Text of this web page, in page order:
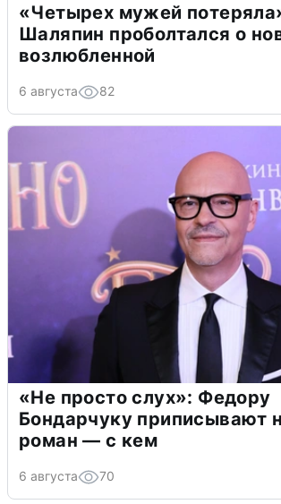
«Четырех мужей
Шаляпин проболтался о
возлюбленной
6 августа 82
«Не просто слух»: Федору
Бондарчуку приписывают
роман — с кем
6 августа 70